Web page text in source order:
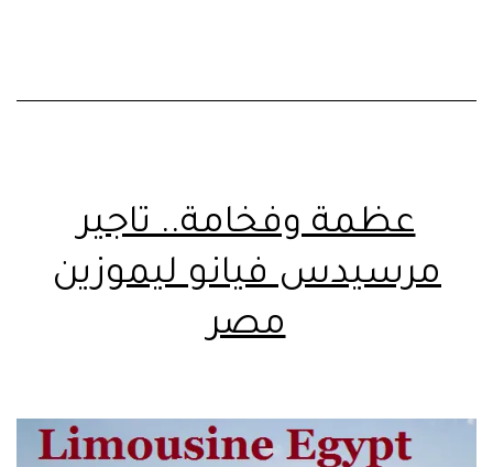
عظمة وفخامة.. تاجير
مرسيدس فيانو ليموزين
مصر